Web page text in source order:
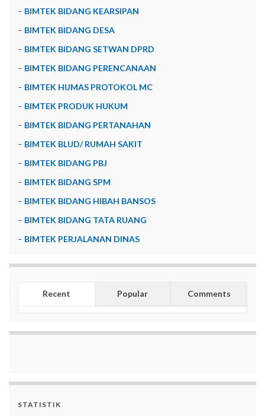
– BIMTEK BIDANG KEARSIPAN
– BIMTEK BIDANG DESA
– BIMTEK BIDANG SETWAN DPRD
– BIMTEK BIDANG PERENCANAAN
– BIMTEK HUMAS PROTOKOL MC
– BIMTEK PRODUK HUKUM
– BIMTEK BIDANG PERTANAHAN
– BIMTEK BLUD/ RUMAH SAKIT
– BIMTEK BIDANG PBJ
– BIMTEK BIDANG SPM
– BIMTEK BIDANG HIBAH BANSOS
– BIMTEK BIDANG TATA RUANG
– BIMTEK PERJALANAN DINAS
Recent Popular Comments
STATISTIK